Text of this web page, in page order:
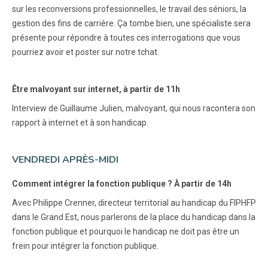
sur les reconversions professionnelles, le travail des séniors, la
gestion des fins de carrière. Ça tombe bien, une spécialiste sera
présente pour répondre à toutes ces interrogations que vous
pourriez avoir et poster sur notre tchat.
Être malvoyant sur internet, à partir de 11h
Interview de Guillaume Julien, malvoyant, qui nous racontera son
rapport à internet et à son handicap.
VENDREDI APRÈS-MIDI
Comment intégrer la fonction publique ? À partir de 14h
Avec Philippe Crenner, directeur territorial au handicap du FIPHFP
dans le Grand Est, nous parlerons de la place du handicap dans la
fonction publique et pourquoi le handicap ne doit pas être un
frein pour intégrer la fonction publique.